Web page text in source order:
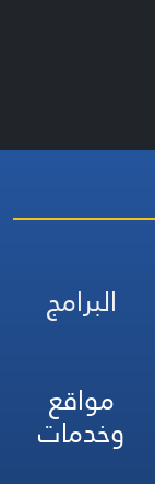
البرامج
مواقع
وخدمات